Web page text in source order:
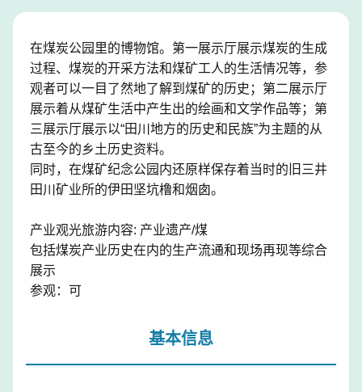
在煤炭公园里的博物馆。第一展示厅展示煤炭的生成
过程、煤炭的开采方法和煤矿工人的生活情况等，参
观者可以一目了然地了解到煤矿的历史；第二展示厅
展示着从煤矿生活中产生出的绘画和文学作品等；第
三展示厅展示以“田川地方的历史和民族”为主题的从
古至今的乡土历史资料。
同时，在煤矿纪念公园内还原样保存着当时的旧三井
田川矿业所的伊田坚坑橹和烟囱。
产业观光旅游内容: 产业遗产/煤
包括煤炭产业历史在内的生产流通和现场再现等综合
展示
参观：可
基本信息